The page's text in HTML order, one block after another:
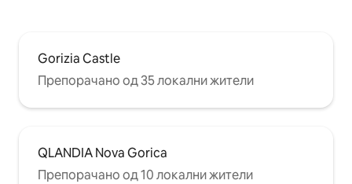
Gorizia Castle
Препорачано од 35 локални жители
QLANDIA Nova Gorica
Препорачано од 10 локални жители